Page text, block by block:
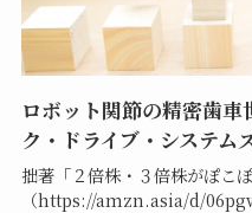
ロボット関節の精密歯
ク・ドライブ・システム
拙著「２倍株・３倍株がぽこ
（https://amzn.asia/d/